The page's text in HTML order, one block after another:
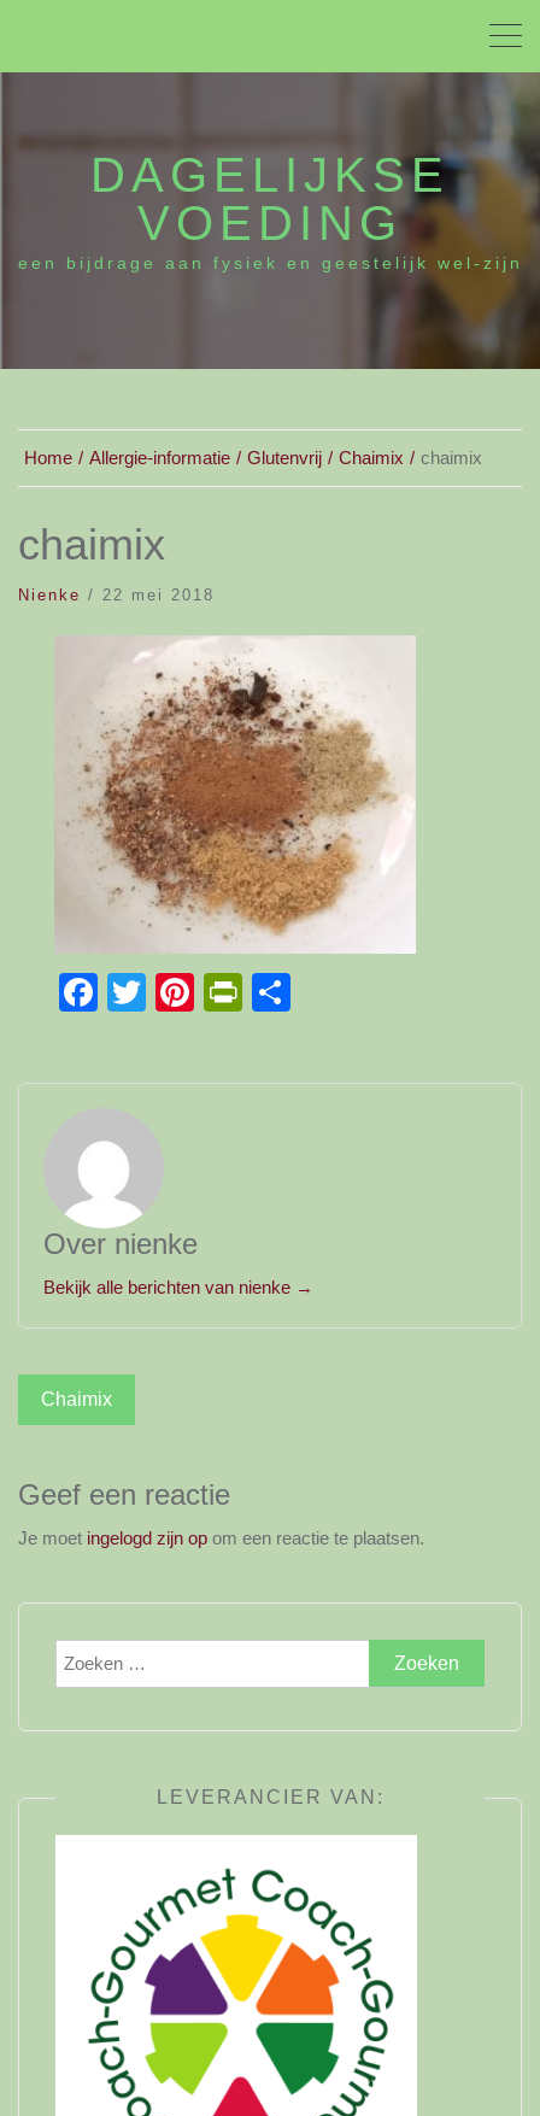
DAGELIJKSE
VOEDING
een bijdrage aan fysiek en geestelijk wel-zijn
Home Allergie-informatie Glutenvrij Chaimix chaimix
chaimix
Nienke / 22 mei 2018
Facebook
TwitterPinterest
PrintFriendly
Over nienke
Bekijk alle berichten van nienke →
Bericht
navigatie
Chaimix
Geef een reactie
Je moet ingelogd zijn op om een reactie te plaatsen.
Zoeken
naar:
LEVERANCIER VAN: